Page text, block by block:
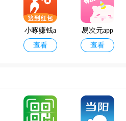
小啄赚钱a
pp
查看
易次元app
查看